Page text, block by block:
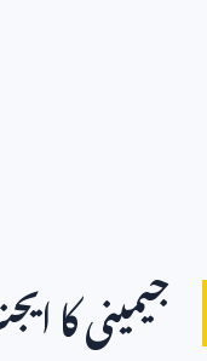
جیمینی کا